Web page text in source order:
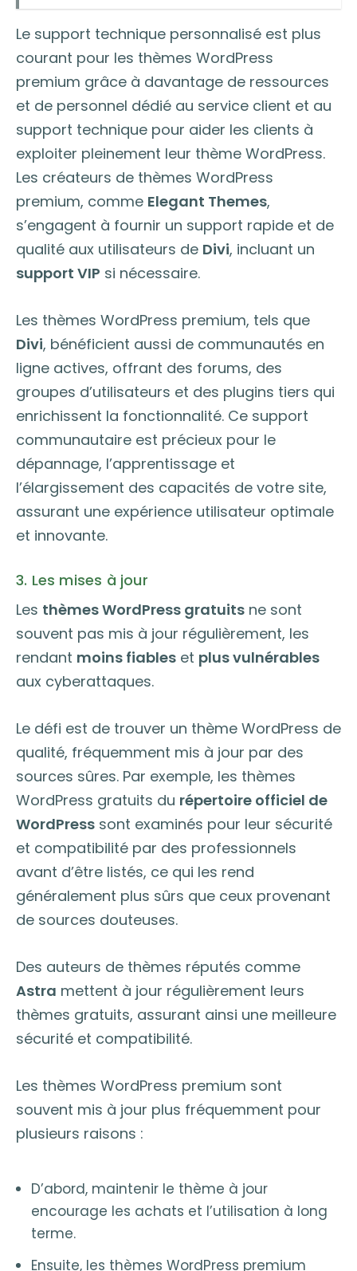
Le support technique personnalisé est plus
courant pour les thèmes WordPress
premium grâce à davantage de ressources
et de personnel dédié au service client et au
support technique pour aider les clients à
exploiter pleinement leur thème WordPress.
Les créateurs de thèmes WordPress
premium, comme Elegant Themes,
s’engagent à fournir un support rapide et de
qualité aux utilisateurs de Divi, incluant un
support VIP si nécessaire.
Les thèmes WordPress premium, tels que
Divi, bénéficient aussi de communautés en
ligne actives, offrant des forums, des
groupes d’utilisateurs et des plugins tiers qui
enrichissent la fonctionnalité. Ce support
communautaire est précieux pour le
dépannage, l’apprentissage et
l’élargissement des capacités de votre site,
assurant une expérience utilisateur optimale
et innovante.
3. Les mises à jour
Les thèmes WordPress gratuits ne sont
souvent pas mis à jour régulièrement, les
rendant moins fiables et plus vulnérables
aux cyberattaques.
Le défi est de trouver un thème WordPress de
qualité, fréquemment mis à jour par des
sources sûres. Par exemple, les thèmes
WordPress gratuits du répertoire officiel de
WordPress sont examinés pour leur sécurité
et compatibilité par des professionnels
avant d’être listés, ce qui les rend
généralement plus sûrs que ceux provenant
de sources douteuses.
Des auteurs de thèmes réputés comme
Astra mettent à jour régulièrement leurs
thèmes gratuits, assurant ainsi une meilleure
sécurité et compatibilité.
Les thèmes WordPress premium sont
souvent mis à jour plus fréquemment pour
plusieurs raisons :
D’abord, maintenir le thème à jour
encourage les achats et l’utilisation à long
terme.
Ensuite, les thèmes WordPress premium